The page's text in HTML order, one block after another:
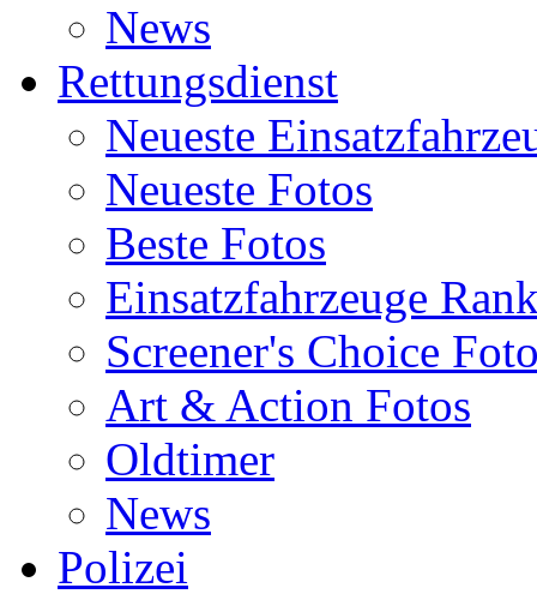
News
Rettungsdienst
Neueste
Neueste Fotos
Beste Fotos
Einsatzfahrzeuge
Screener's Choice
Art & Action Fotos
Oldtimer
News
Polizei